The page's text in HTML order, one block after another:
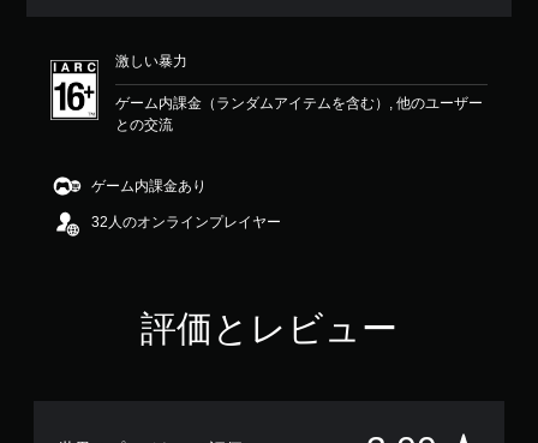
5
段
階
3
す
激しい暴力
ゲーム内課金（ランダムアイテムを含む）, 他のユーザー
との交流
ゲーム内課金あり
32人のオンラインプレイヤー
評価とレビュー